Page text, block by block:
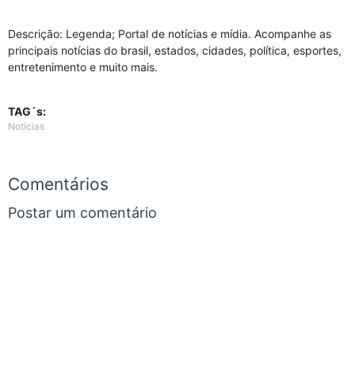
Descrição: Legenda; Portal de notícias e mídia. Acompanhe as
principais notícias do brasil, estados, cidades, política, esportes,
entretenimento e muito mais.
TAG´s:
Notícias
Comentários
Postar um comentário